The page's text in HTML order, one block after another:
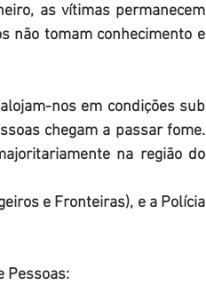
as vítimas permanecem
não tomam conhecimento e
nos em condições sub
chegam a passar fome.
na região do
e Fronteiras), e a Polícia
Pessoas: